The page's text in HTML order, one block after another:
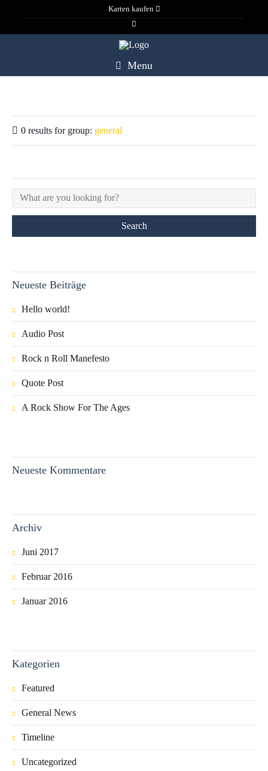
Karten kaufen
Menu
0 results for group: general
Neueste Beiträge
Hello world!
Audio Post
Rock n Roll Manefesto
Quote Post
A Rock Show For The Ages
Neueste Kommentare
Archiv
Juni 2017
Februar 2016
Januar 2016
Kategorien
Featured
General News
Timeline
Uncategorized